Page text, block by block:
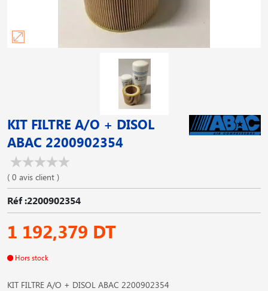
KIT FILTRE A/O + DISOL
ABAC 2200902354
( 0 avis client )
Réf :2200902354
1 192,379 DT
Hors stock
KIT FILTRE A/O + DISOL ABAC 2200902354